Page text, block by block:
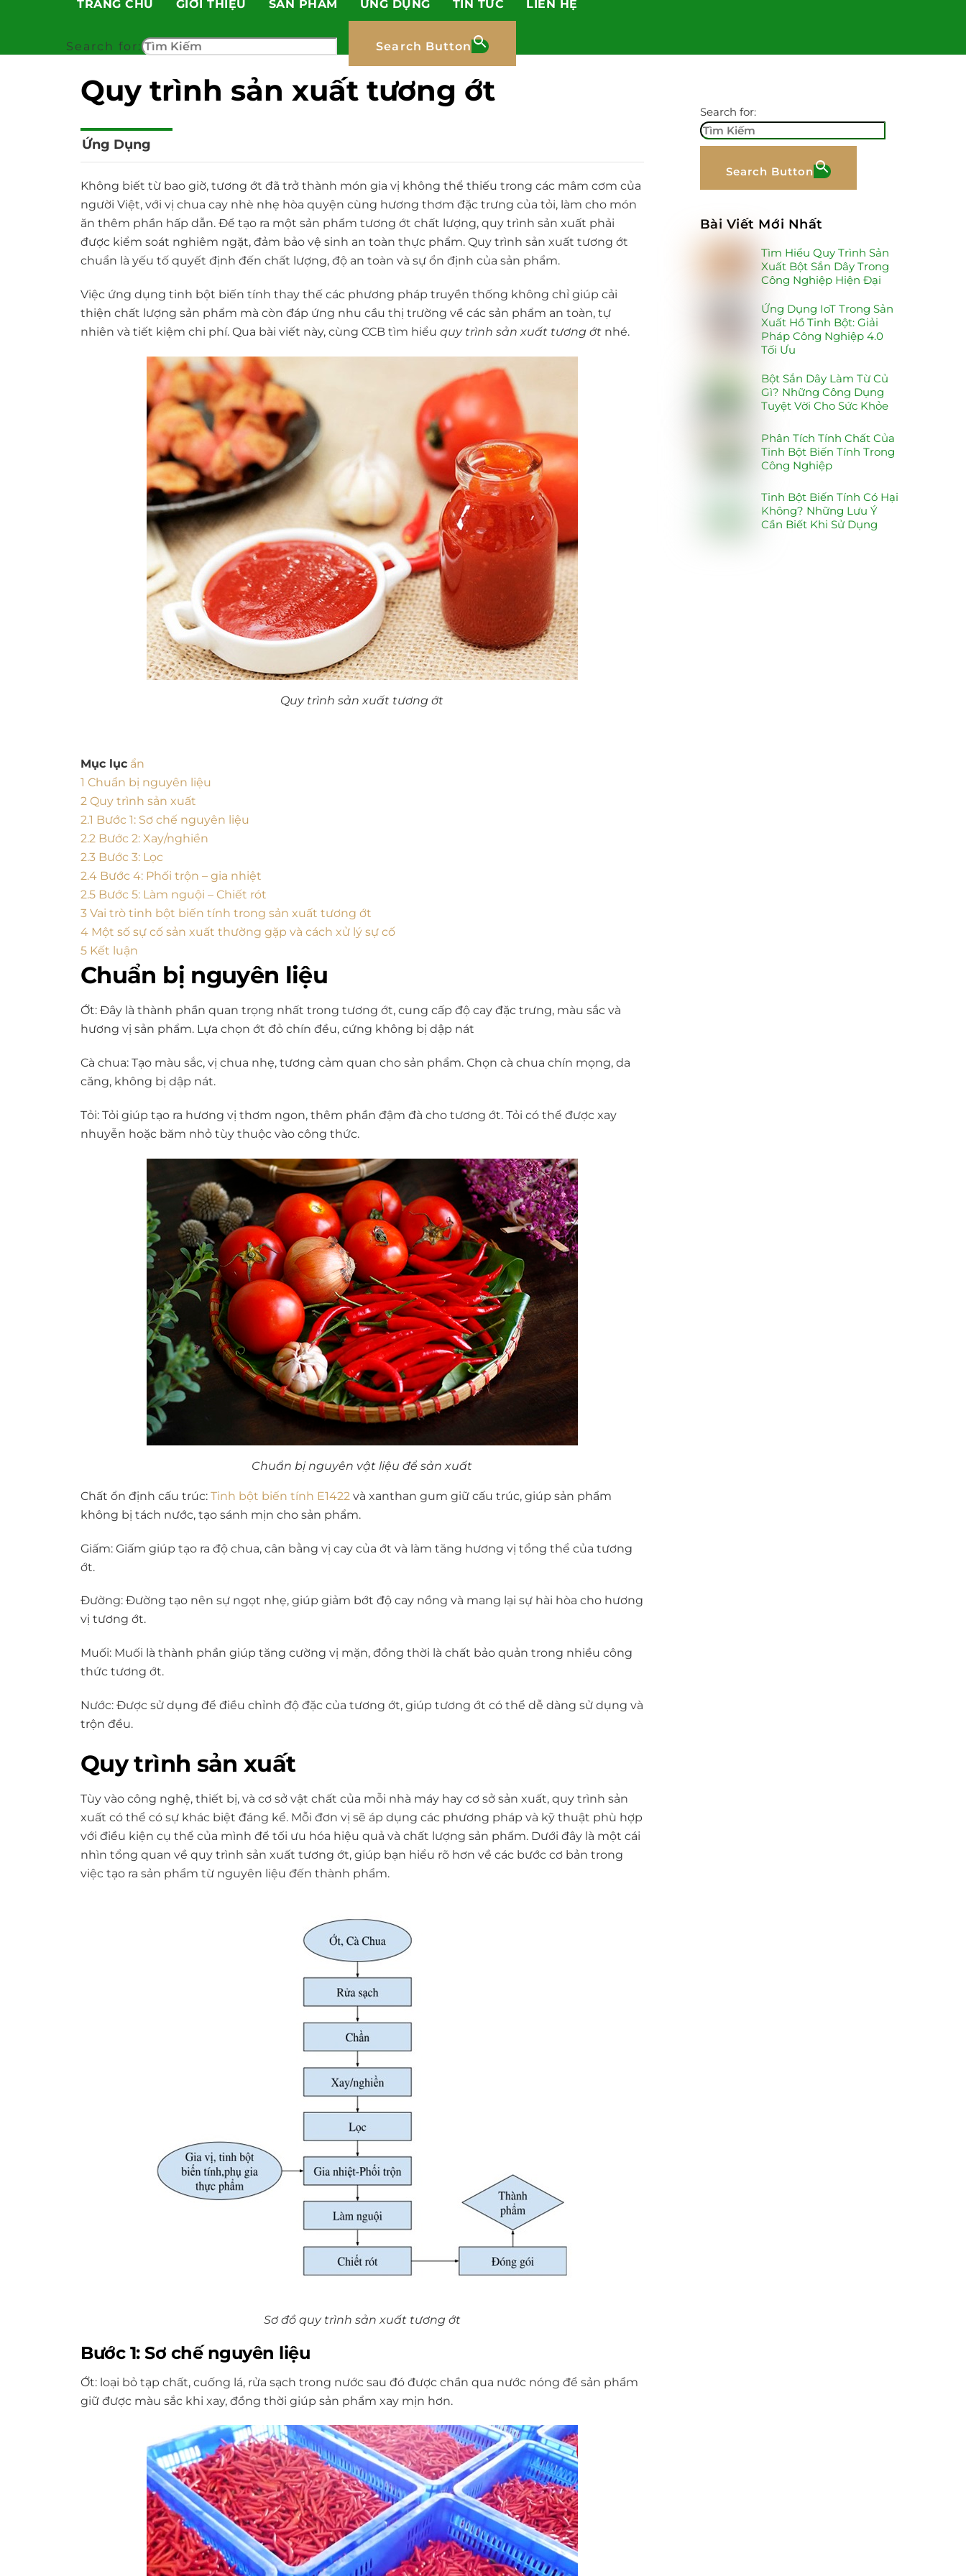
TRANG CHỦ GIỚI THIỆU SẢN PHẨM ỨNG DỤNG TIN TỨC LIÊN HỆ
Search for: Search Button
Quy trình sản xuất tương ớt
Ứng Dụng
Không biết từ bao giờ, tương ớt đã trở thành món gia vị không thể thiếu trong các mâm cơm của
người Việt, với vị chua cay nhè nhẹ hòa quyện cùng hương thơm đặc trưng của tỏi, làm cho món
ăn thêm phần hấp dẫn. Để tạo ra một sản phẩm tương ớt chất lượng, quy trình sản xuất phải
được kiểm soát nghiêm ngặt, đảm bảo vệ sinh an toàn thực phẩm. Quy trình sản xuất tương ớt
chuẩn là yếu tố quyết định đến chất lượng, độ an toàn và sự ổn định của sản phẩm.
Việc ứng dụng tinh bột biến tính thay thế các phương pháp truyền thống không chỉ giúp cải
thiện chất lượng sản phẩm mà còn đáp ứng nhu cầu thị trường về các sản phẩm an toàn, tự
nhiên và tiết kiệm chi phí. Qua bài viết này, cùng CCB tìm hiểu quy trình sản xuất tương ớt nhé.
Quy trình sản xuất tương ớt
Mục lục ẩn
1 Chuẩn bị nguyên liệu
2 Quy trình sản xuất
2.1 Bước 1: Sơ chế nguyên liệu
2.2 Bước 2: Xay/nghiền
2.3 Bước 3: Lọc
2.4 Bước 4: Phối trộn – gia nhiệt
2.5 Bước 5: Làm nguội – Chiết rót
3 Vai trò tinh bột biến tính trong sản xuất tương ớt
4 Một số sự cố sản xuất thường gặp và cách xử lý sự cố
5 Kết luận
Chuẩn bị nguyên liệu
Ớt: Đây là thành phần quan trọng nhất trong tương ớt, cung cấp độ cay đặc trưng, màu sắc và
hương vị sản phẩm. Lựa chọn ớt đỏ chín đều, cứng không bị dập nát
Cà chua: Tạo màu sắc, vị chua nhẹ, tương cảm quan cho sản phẩm. Chọn cà chua chín mọng, da
căng, không bị dập nát.
Tỏi: Tỏi giúp tạo ra hương vị thơm ngon, thêm phần đậm đà cho tương ớt. Tỏi có thể được xay
nhuyễn hoặc băm nhỏ tùy thuộc vào công thức.
Chuẩn bị nguyên vật liệu để sản xuất
Chất ổn định cấu trúc: Tinh bột biến tính E1422 và xanthan gum giữ cấu trúc, giúp sản phẩm
không bị tách nước, tạo sánh mịn cho sản phẩm.
Giấm: Giấm giúp tạo ra độ chua, cân bằng vị cay của ớt và làm tăng hương vị tổng thể của tương
ớt.
Đường: Đường tạo nên sự ngọt nhẹ, giúp giảm bớt độ cay nồng và mang lại sự hài hòa cho hương
vị tương ớt.
Muối: Muối là thành phần giúp tăng cường vị mặn, đồng thời là chất bảo quản trong nhiều công
thức tương ớt.
Nước: Được sử dụng để điều chỉnh độ đặc của tương ớt, giúp tương ớt có thể dễ dàng sử dụng và
trộn đều.
Quy trình sản xuất
Tùy vào công nghệ, thiết bị, và cơ sở vật chất của mỗi nhà máy hay cơ sở sản xuất, quy trình sản
xuất có thể có sự khác biệt đáng kể. Mỗi đơn vị sẽ áp dụng các phương pháp và kỹ thuật phù hợp
với điều kiện cụ thể của mình để tối ưu hóa hiệu quả và chất lượng sản phẩm. Dưới đây là một cái
nhìn tổng quan về quy trình sản xuất tương ớt, giúp bạn hiểu rõ hơn về các bước cơ bản trong
việc tạo ra sản phẩm từ nguyên liệu đến thành phẩm.
Sơ đồ quy trình sản xuất tương ớt
Bước 1: Sơ chế nguyên liệu
Ớt: loại bỏ tạp chất, cuống lá, rửa sạch trong nước sau đó được chần qua nước nóng để sản phẩm
giữ được màu sắc khi xay, đồng thời giúp sản phẩm xay mịn hơn.
Search for:
Search Button
Bài Viết Mới Nhất
Tìm Hiểu Quy Trình Sản
Xuất Bột Sắn Dây Trong
Công Nghiệp Hiện Đại
Ứng Dụng IoT Trong Sản
Xuất Hồ Tinh Bột: Giải
Pháp Công Nghiệp 4.0
Tối Ưu
Bột Sắn Dây Làm Từ Củ
Gì? Những Công Dụng
Tuyệt Vời Cho Sức Khỏe
Phân Tích Tính Chất Của
Tinh Bột Biến Tính Trong
Công Nghiệp
Tinh Bột Biến Tính Có Hại
Không? Những Lưu Ý
Cần Biết Khi Sử Dụng